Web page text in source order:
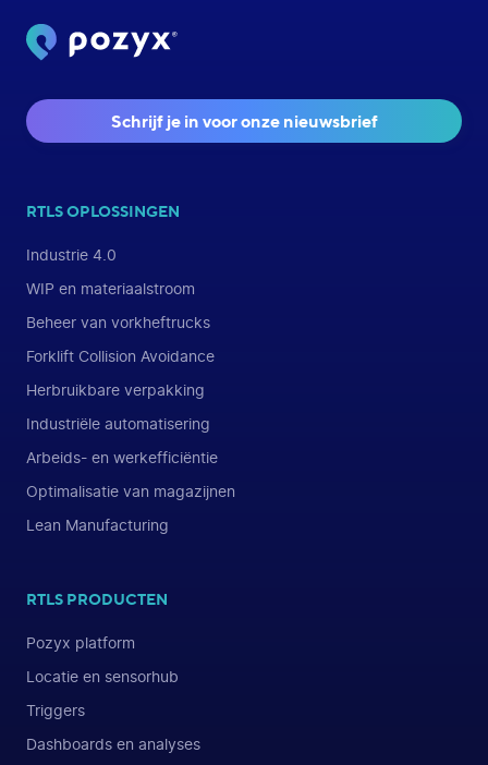
Schrijf je in voor onze nieuwsbrief
RTLS OPLOSSINGEN
Industrie 4.0
WIP en materiaalstroom
Beheer van vorkheftrucks
Forklift Collision Avoidance
Herbruikbare verpakking
Industriële automatisering
Arbeids- en werkefficiëntie
Optimalisatie van magazijnen
Lean Manufacturing
RTLS PRODUCTEN
Pozyx platform
Locatie en sensorhub
Triggers
Dashboards en analyses